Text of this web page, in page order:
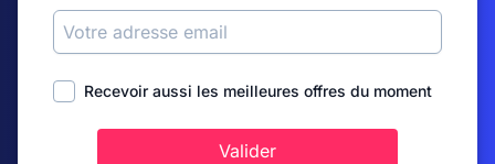
Recevoir aussi les meilleures offres du moment
Valider